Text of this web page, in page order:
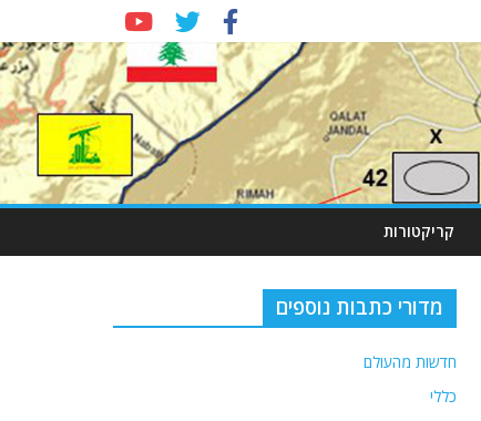
קריקטורות
מדורי כתבות נוספים
חדשות מהעולם
כללי